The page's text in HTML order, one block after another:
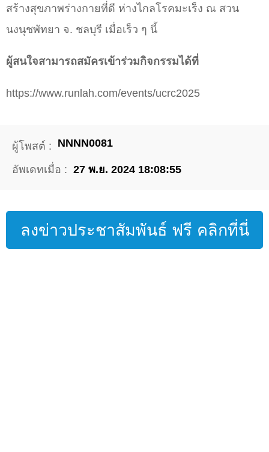
สร้างสุขภาพร่างกายที่ดี ห่างไกลโรคมะเร็ง ณ สวน
นงนุชพัทยา จ. ชลบุรี เมื่อเร็ว ๆ นี้
ผู้สนใจสามารถสมัครเข้าร่วมกิจกรรมได้ที่
https://www.runlah.com/events/ucrc2025
ผู้โพสต์ : NNNN0081
อัพเดทเมื่อ : 27 พ.ย. 2024 18:08:55
ลงข่าวประชาสัมพันธ์ ฟรี คลิกที่นี่